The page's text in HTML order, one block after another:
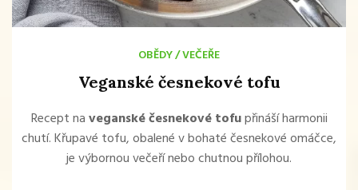
OBĚDY/VEČEŘE
Veganské česnekové tofu
Recept naveganské česnekové tofupřináší harmonii
chutí. Křupavé tofu, obalené v bohaté česnekové omáčce,
je výbornou večeří nebo chutnou přílohou.